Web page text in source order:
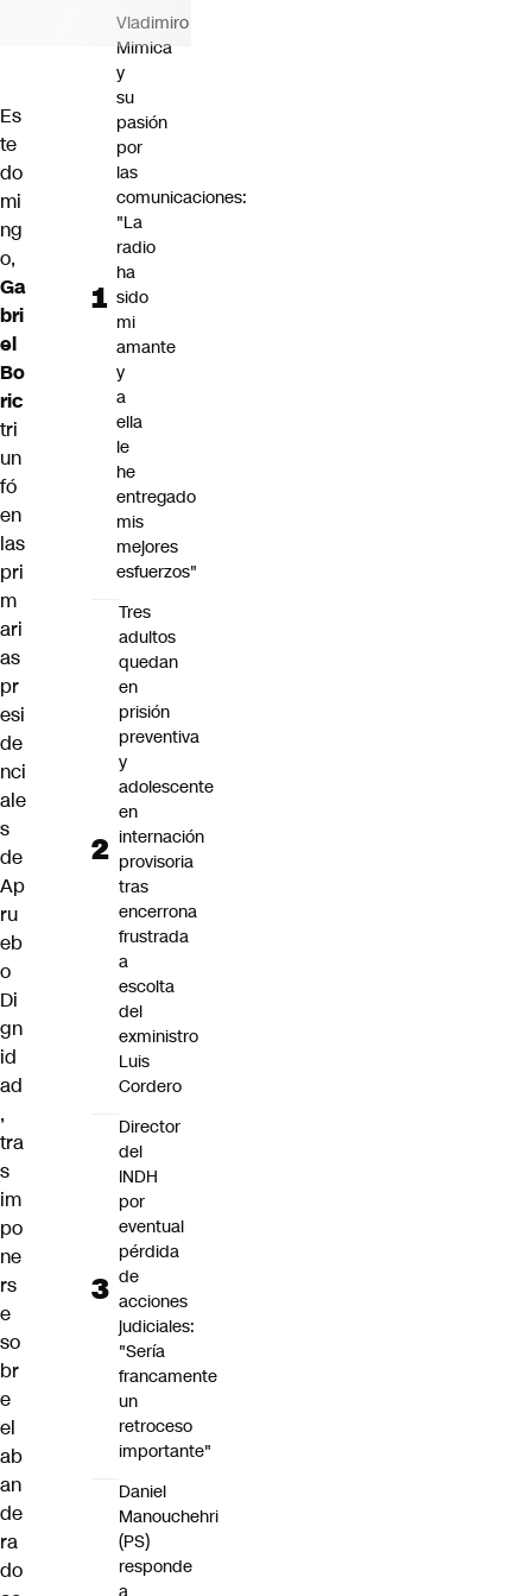
Es
te
do
mi
ng
o,
Ga
bri
el
Bo
ric
tri
un
fó
en
las
pri
m
ari
as
pr
esi
de
nci
ale
s
de
Ap
ru
eb
o
Di
gn
id
ad
,
tra
s
im
po
ne
rs
e
so
br
e
el
ab
an
de
ra
do
Vladimiro
Mimica
y
su
pasión
por
las
comunicaciones:
"La
radio
ha
sido
mi
amante
y
a
ella
le
he
entregado
mis
mejores
esfuerzos"
Tres
adultos
quedan
en
prisión
preventiva
y
adolescente
en
internación
provisoria
tras
encerrona
frustrada
a
escolta
del
exministro
Luis
Cordero
Director
del
INDH
por
eventual
pérdida
de
acciones
judiciales:
"Sería
francamente
un
retroceso
importante"
Daniel
Manouchehri
(PS)
responde
a